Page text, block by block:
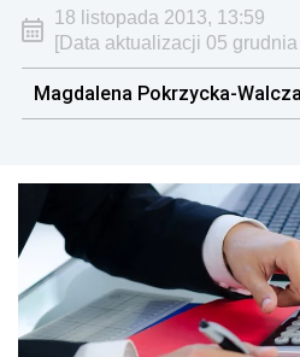
18 listopada 2013, 13:59
[Data aktualizacji 05
Magdalena Pokrzycka-